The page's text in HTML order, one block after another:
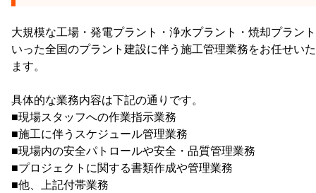
大規模な工場・発電プラント・浄水プラント・焼却プラン
いった全国のプラント建設に伴う施工管理業務をお任せい
ます。
具体的な業務内容は下記の通りです。
■現場スタッフへの作業指示業務
■施工に伴うスケジュール管理業務
■現場内の安全パトロールや安全・品質管理業務
■プロジェクトに関する書類作成や管理業務
■他、上記付帯業務